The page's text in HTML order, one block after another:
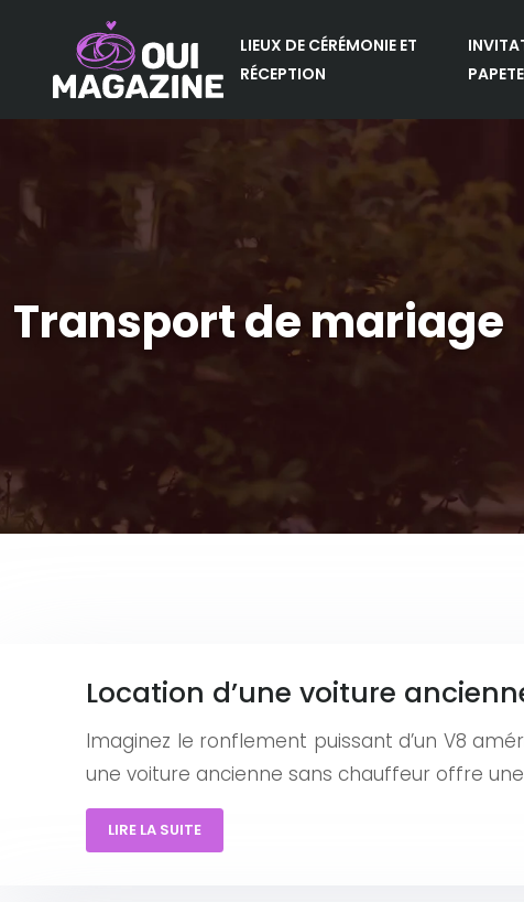
LIEUX DE CÉRÉMONIE ET
RÉCEPTION
Transport de mariage
Location d’une voiture
Imaginez le ronflement puissant d’un V8
une voiture ancienne sans chauffeur offre
LIRE LA SUITE